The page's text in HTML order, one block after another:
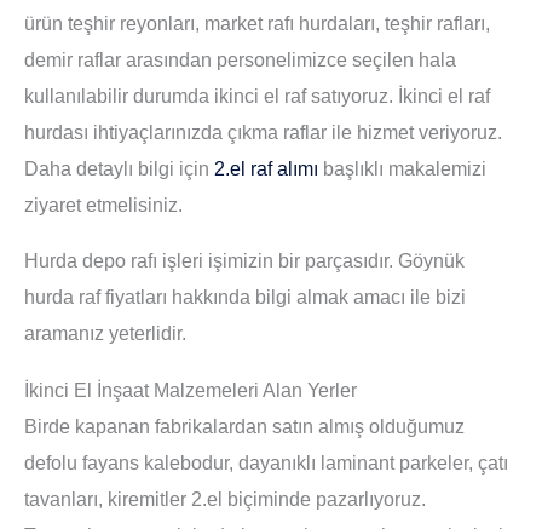
ürün teşhir reyonları, market rafı hurdaları, teşhir rafları,
demir raflar arasından personelimizce seçilen hala
kullanılabilir durumda ikinci el raf satıyoruz. İkinci el raf
hurdası ihtiyaçlarınızda çıkma raflar ile hizmet veriyoruz.
Daha detaylı bilgi için 2.el raf alımı başlıklı makalemizi
ziyaret etmelisiniz.
Hurda depo rafı işleri işimizin bir parçasıdır. Göynük
hurda raf fiyatları hakkında bilgi almak amacı ile bizi
aramanız yeterlidir.
İkinci El İnşaat Malzemeleri Alan Yerler
Birde kapanan fabrikalardan satın almış olduğumuz
defolu fayans kalebodur, dayanıklı laminant parkeler, çatı
tavanları, kiremitler 2.el biçiminde pazarlıyoruz.